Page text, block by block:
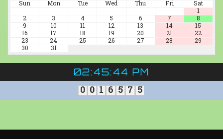
Sun Mon Tue Wed Thu Fri
Sat
1
2
3 4 5 6 7
8
9
10 11 12 13 14
15
16
17 18 19 20 21
22
23
24 25 26 27 28
29
30
31
02:45:44 PM
0 0 1 6 5 7 5